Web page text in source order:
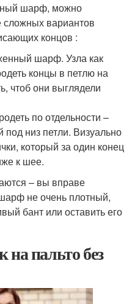
шарф, можно
сложных вариантов
концов :
шарф. Узла как
концы в петлю на
чтоб они выглядели
по отдельности –
под низ петли. Визуально
который за один конец
к шее.
– вы вправе
не очень плотный,
бант или оставить его
на пальто без